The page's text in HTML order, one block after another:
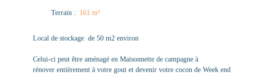
Terrain : 161 m²
Local de stockage de 50 m2 environ
Celui-ci peut être aménagé en Maisonnette de campagne à
rénover entièrement à votre gout et devenir votre cocon de Week end